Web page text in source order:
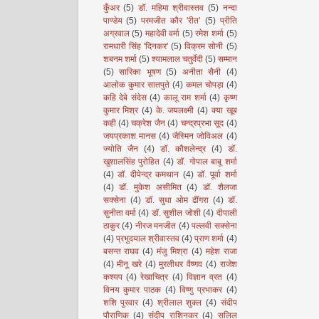
कुँअर (5) डॉ. महिमा श्रीवास्तव (5) नन्दा
पाण्डेय (5) परमजीत कौर 'रीत’ (5) प्रीति
अग्रवाल (5) महादेवी वर्मा (5) रमेश शर्मा (5)
रामधारी सिंह 'दिनकर' (5) विक्रम सोनी (5)
शबनम शर्मा (5) श्यामलाल चतुर्वेदी (5) सम्मान
(5) सारिका भूषण (5) अनीता सैनी (4)
आलोक कुमार सातपुते (4) कमल चोपड़ा (4)
कहि देबे संदेस (4) कालू राम शर्मा (4) कृष्ण
कुमार मिश्र (4) के. जयलक्ष्मी (4) क्या खूब
कही (4) चक्रेश जैन (4) चन्द्रप्रभा सूद (4)
जयप्रकाश मानस (4) जैस्मिन जोविअल (4)
ज्योति जैन
(4) डॉ. कौशलेन्द्र (4)
डॉ.
खुशालसिंह पुरोहित (4) डॉ. गोपाल बाबू शर्मा
(4) डॉ. दीपेन्द्र कमथान (4) डॉ. पूर्वा शर्मा
(4) डॉ. मुकेश असीमित (4) डॉ. शैलजा
सक्सेना (4) डॉ. सुधा ओम ढींगरा (4) डॉ.
सुनीता वर्मा (4) डॉ. सुशील जोशी (4) दीपाली
ठाकुर (4) नीरज मनजीत (4) पल्लवी सक्सेना
(4) प्रभुदयाल श्रीवास्तव (4) प्राण शर्मा (4)
बसन्त राघव (4) मंजु मिश्रा (4) महेश राजा
(4) मीनू खरे (4) मुरलीधर वैष्णव (4) राजेश
कश्यप (4) रेखाचित्र (4) विज्ञान व्रत (4)
विनय कुमार पाठक (4) विष्णु प्रभाकर (4)
शशि पुरवार (4) श्रीलाल शुक्ल (4) संदीप
पौराणिक (4) संदीप राशिनकर (4) सलिल